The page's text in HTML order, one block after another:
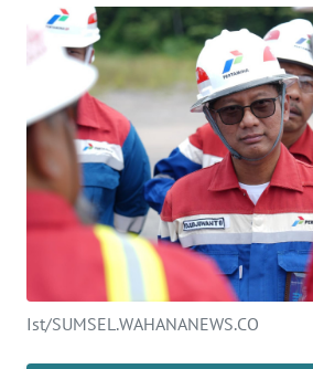
Ist/SUMSEL.WAHANANEWS.CO
OPINI
INDEKS
BERITA
KONTAK
INFO
IKLAN